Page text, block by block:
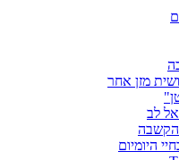
מזן אחר
לב
היומיום